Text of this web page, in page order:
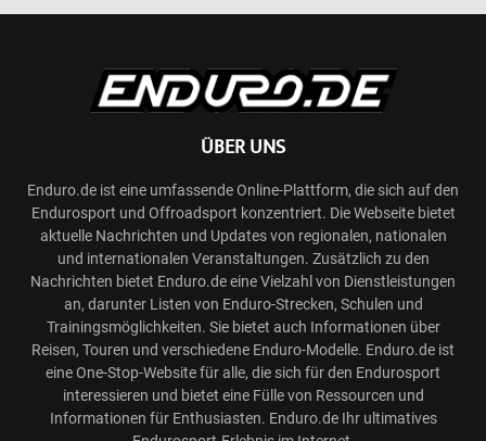
ÜBER UNS
Enduro.de ist eine umfassende Online-Plattform, die sich auf den
Endurosport und Offroadsport konzentriert. Die Webseite bietet
aktuelle Nachrichten und Updates von regionalen, nationalen
und internationalen Veranstaltungen. Zusätzlich zu den
Nachrichten bietet Enduro.de eine Vielzahl von Dienstleistungen
an, darunter Listen von Enduro-Strecken, Schulen und
Trainingsmöglichkeiten. Sie bietet auch Informationen über
Reisen, Touren und verschiedene Enduro-Modelle. Enduro.de ist
eine One-Stop-Website für alle, die sich für den Endurosport
interessieren und bietet eine Fülle von Ressourcen und
Informationen für Enthusiasten. Enduro.de Ihr ultimatives